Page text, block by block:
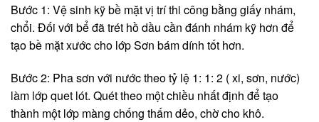
Bước 1: Vệ sinh kỹ bề mặt vị trí thi công bằng giấy nhám,
chổi. Đối với bể đã trét hồ dầu cần đánh nhám kỹ hơn để
tạo bề mặt xước cho lớp Sơn bám dính tốt hơn.
Bước 2: Pha sơn với nước theo tỷ lệ 1: 1: 2 ( xi, sơn, nước)
làm lớp quet lót. Quét theo một chiều nhất định để tạo
thành một lớp màng chống thấm dẻo, chờ cho khô.